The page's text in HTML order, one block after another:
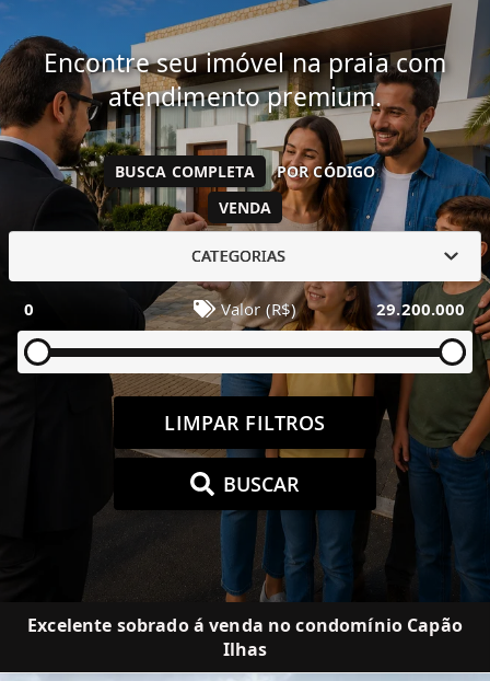
Encontre seu imóvel na praia com
atendimento premium.
VENDA
BUSCA COMPLETA POR CÓDIGO
CATEGORIAS
0 Valor (R$) 29.200.000
LIMPAR FILTROS
BUSCAR
Excelente sobrado á venda no condomínio Capão
Ilhas